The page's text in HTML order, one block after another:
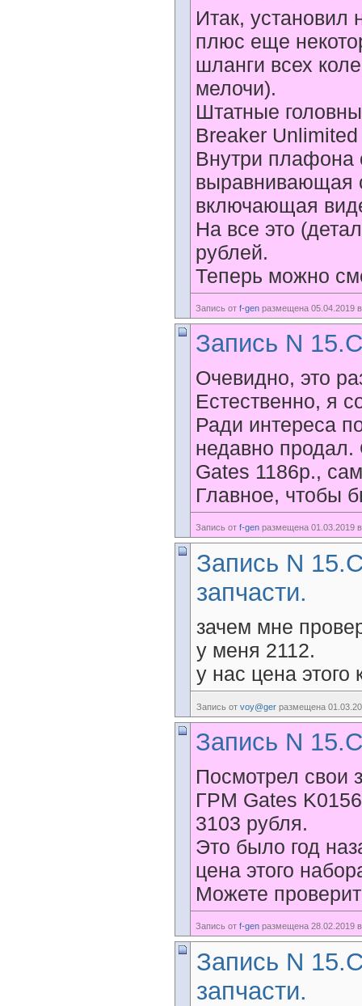
Итак, установил
плюс еще
шланги всех
мелочи).
Штатные
Breaker
Внутри плафона
выравнивающая
включающая
На все это
рублей.
Теперь можно
Запись от f-gen размещена 05.04.2019
Запись N
Очевидно, это
Естественно, я
Ради интереса
недавно продал.
Gates 1186р.,
Главное, чтобы
Запись от f-gen размещена 01.03.2019
Запись N
запчасти.
зачем мне
у меня 2112.
у нас цена
Запись от voy@ger размещена
Запись N
Посмотрел свои
ГРМ Gates
3103 рубля.
Это было год
цена этого
Можете
Запись от f-gen размещена 28.02.2019
Запись N
запчасти.